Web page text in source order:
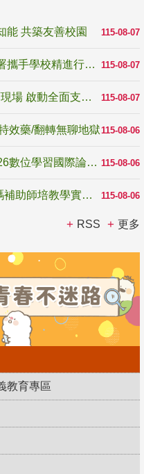
115-08-07
能 共築友善校園
115-08-07
強化學習歷程檔案推動效能 國教署攜手學校精進行政與教學支持
115-08-07
迎接115學年度新進教師加入教育現場 啟動全面支持陪伴
115-08-06
效藥/翻轉無聊地獄
115-08-06
匯聚全球視野深化師生AI素養 2026數位學習國際論壇高雄登場
115-08-06
深化師培與現場連結！教育部加碼補助師培教學實踐研究 10月師培國際研討會交流教學實踐經驗
RSS 更多
教育專區